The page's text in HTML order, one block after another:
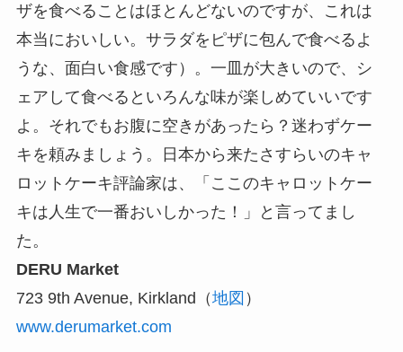
ザを食べることはほとんどないのですが、これは
本当においしい。サラダをピザに包んで食べるよ
うな、面白い食感です）。一皿が大きいので、シ
ェアして食べるといろんな味が楽しめていいです
よ。それでもお腹に空きがあったら？迷わずケー
キを頼みましょう。日本から来たさすらいのキャ
ロットケーキ評論家は、「ここのキャロットケー
キは人生で一番おいしかった！」と言ってまし
た。
DERU Market
723 9th Avenue, Kirkland（地図 ）
www.derumarket.com